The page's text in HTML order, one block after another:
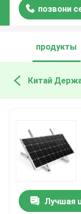
позвони
продукты
Лучшая